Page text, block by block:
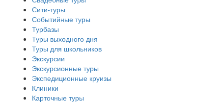
Сити-туры
Событийные туры
Турбазы
Туры выходного дня
Туры для школьников
Экскурсии
Экскурсионные туры
Экспедиционные круизы
Клиники
Карточные туры